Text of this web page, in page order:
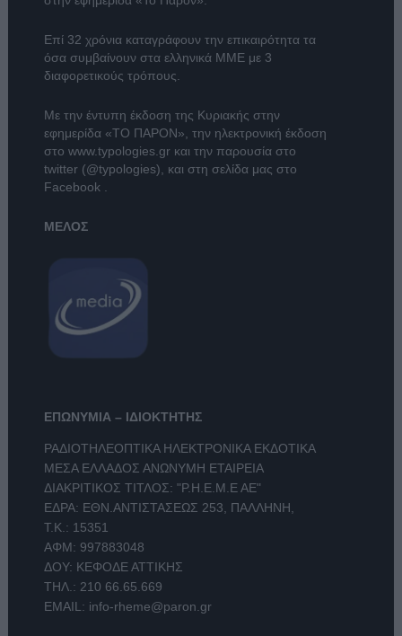
Επί 32 χρόνια καταγράφουν την επικαιρότητα τα
όσα συμβαίνουν στα ελληνικά ΜΜΕ με 3
διαφορετικούς τρόπους.
Με την έντυπη έκδοση της Κυριακής στην
εφημερίδα «ΤΟ ΠΑΡΟΝ», την ηλεκτρονική έκδοση
στο www.typologies.grκαι την παρουσία στο
twitter (@typologies), και στη σελίδα μας στο
Facebook .
ΜΕΛΟΣ
ΕΠΩΝΥΜΙΑ – ΙΔΙΟΚΤΗΤΗΣ
ΡΑΔΙΟΤΗΛΕΟΠΤΙΚΑ ΗΛΕΚΤΡΟΝΙΚΑ ΕΚΔΟΤΙΚΑ
ΜΕΣΑ ΕΛΛΑΔΟΣ ΑΝΩΝΥΜΗ ΕΤΑΙΡΕΙΑ
ΔΙΑΚΡΙΤΙΚΟΣ ΤΙΤΛΟΣ: "Ρ.Η.Ε.Μ.Ε ΑΕ"
ΕΔΡΑ: ΕΘΝ.ΑΝΤΙΣΤΑΣΕΩΣ 253, ΠΑΛΛΗΝΗ,
Τ.Κ.: 15351
ΑΦΜ: 997883048
ΔΟΥ: ΚΕΦΟΔΕ ΑΤΤΙΚΗΣ
ΤΗΛ.: 210 66.65.669
EMAIL: info-rheme@paron.gr